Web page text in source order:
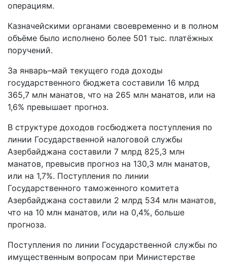
операциям.
Казначейскими органами своевременно и в полном
объёме было исполнено более 501 тыс. платёжных
поручений.
За январь–май текущего года доходы
государственного бюджета составили 16 млрд
365,7 млн манатов, что на 265 млн манатов, или на
1,6% превышает прогноз.
В структуре доходов госбюджета поступления по
линии Государственной налоговой службы
Азербайджана составили 7 млрд 825,3 млн
манатов, превысив прогноз на 130,3 млн манатов,
или на 1,7%. Поступления по линии
Государственного таможенного комитета
Азербайджана составили 2 млрд 534 млн манатов,
что на 10 млн манатов, или на 0,4%, больше
прогноза.
Поступления по линии Государственной службы по
имущественным вопросам при Министерстве